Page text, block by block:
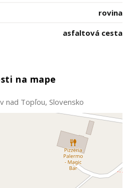
rovina
asfaltová cesta
na mape
nad Topľou, Slovensko